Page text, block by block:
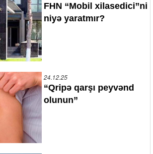
FHN “Mobil xilasedici”ni
niyə yaratmır?
24.12.25
“Qripə qarşı peyvənd
olunun”